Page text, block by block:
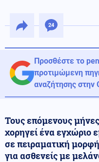
24
Προσθέστε το
προτιμώμενη
αναζήτησης στην
Τους επόμενους
χορηγεί ένα εγχώριο
σε πειραματική
για ασθενείς με